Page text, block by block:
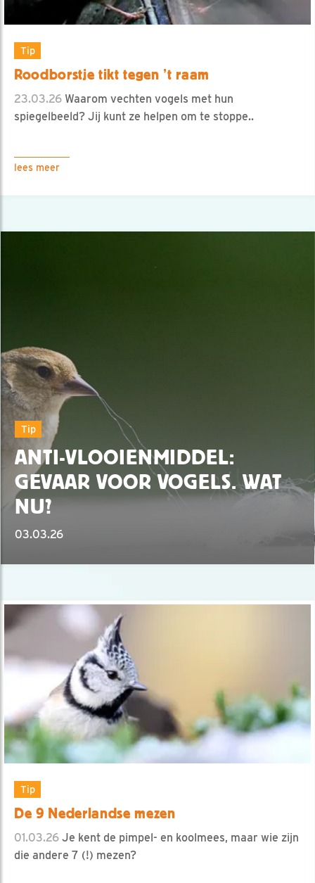
Tip
Roodborstje tikt tegen ’t raam
23.03.26 Waarom vechten vogels met hun
spiegelbeeld? Jij kunt ze helpen om te stoppe..
lees meer
Tip
ANTI-VLOOIENMIDDEL:
GEVAAR VOOR VOGELS. WAT
NU?
03.03.26
Tip
De 9 Nederlandse mezen
01.03.26 Je kent de pimpel- en koolmees, maar wie zijn
die andere 7 (!) mezen?